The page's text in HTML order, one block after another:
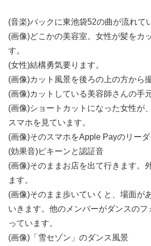
(音楽)バックに東池袋52の曲が流れて
(画像)どこかの美容室。女性が髪をカ
す。
(女性)結構勇気要ります。
(画像)カット風景を後ろの上の方から
(画像)カットしている美容師さんの手
(画像)ショートカットになった女性が
スマホを見ています。
(画像)そのスマホをApple Payのリーダ
(効果音)ピキーンと認証音
(画像)そのままお店を出て行きます。
ます。
(画像)そのまま歩いていくと、場面が
いきます。他のメンバーがダンスの
っています。
(画像)「雪セゾン」のダンス風景